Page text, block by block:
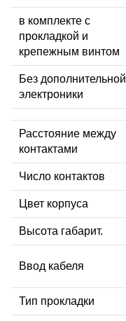
в комплекте с
прокладкой и
крепежным винтом
Без дополнительной
электроники
Расстояние между
контактами
Число контактов
Цвет корпуса
Высота габарит.
Ввод кабеля
Тип прокладки